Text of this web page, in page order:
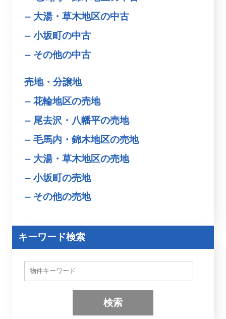
大湯・草木地区の中古
小坂町の中古
その他の中古
売地・分譲地
花輪地区の売地
尾去沢・八幡平の売地
毛馬内・錦木地区の売地
大湯・草木地区の売地
小坂町の売地
その他の売地
キーワード検索
件
検